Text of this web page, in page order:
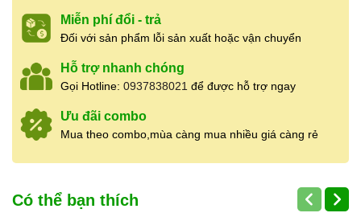
Phường 5, Quận 5, TP.HCM
Hotline:0937.838.021(có Zalo – hỗ
trợ 24/24)
Giờ mở cửa:7:00 – 19:00 (mở cửa
hằng ngày, không nghỉ)
Mã vạch sản phẩm: 8938563129031
chonhà hàng, quán ăn, đối tác lâu dài.
Miễn phí đổi - trả
Đối với sản phẩm lỗi sản xuất hoặc vận chuyển
Hỗ trợ nhanh chóng
Gọi Hotline: 0937838021 để được hỗ trợ ngay
Ưu đãi combo
Mua theo combo,mùa càng mua nhiều giá càng rẻ
Có thể bạn thích